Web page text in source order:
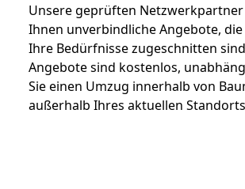
Unsere geprüften
Ihnen unverbindliche Angebote,
Ihre Bedürfnisse zugeschnitten
Angebote sind kostenlos,
Sie einen Umzug innerhalb von
außerhalb Ihres aktuellen